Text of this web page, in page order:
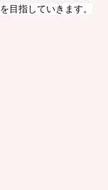
目指していきます。